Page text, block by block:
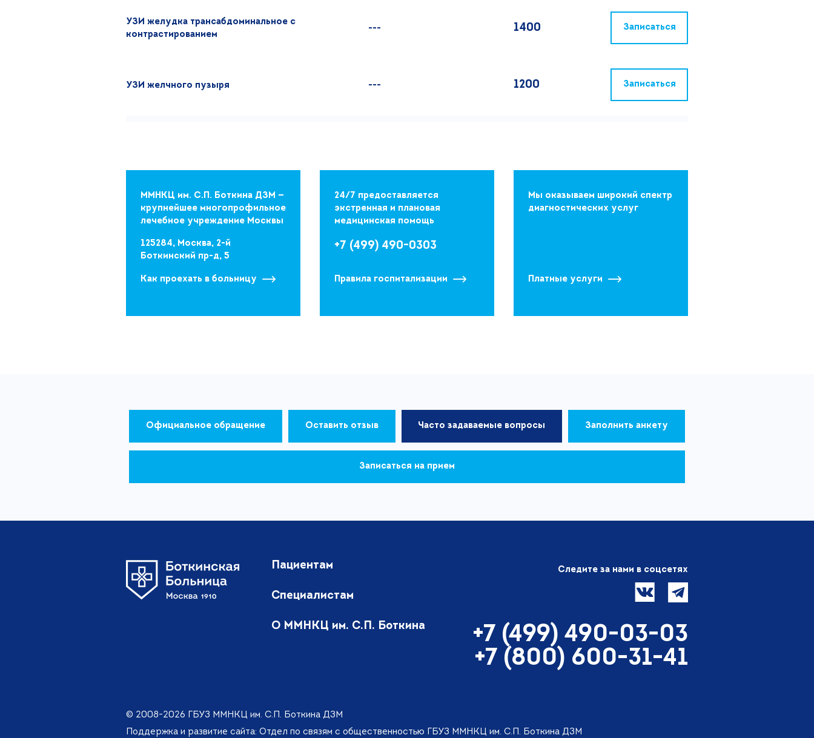
УЗИ желудка трансабдоминальное с
контрастированием
--- 1400 Записаться
УЗИ желчного пузыря --- 1200 Записаться
ММНКЦ им. С.П. Боткина ДЗМ —
крупнейшее многопрофильное
лечебное учреждение Москвы
125284, Москва, 2-й
Боткинский пр-д, 5
Как проехать в больницу
24/7 предоставляется
экстренная и плановая
медицинская помощь
+7 (499) 490-0303
Правила госпитализации
Мы оказываем широкий спектр
диагностических услуг
Платные услуги
Официальное обращение Оставить отзыв Часто задаваемые вопросы Заполнить анкету
Записаться на прием
Пациентам
Специалистам
О ММНКЦ им. С.П. Боткина
Следите за нами в соцсетях
+7 (499) 490-03-03
+7 (800) 600-31-41
© 2008-2026 ГБУЗ ММНКЦ им. С.П. Боткина ДЗМ
Поддержка и развитие сайта: Отдел по связям с общественностью ГБУЗ ММНКЦ им. С.П. Боткина ДЗМ